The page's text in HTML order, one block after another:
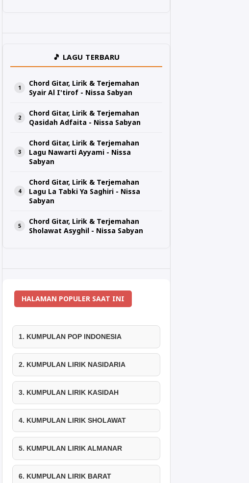
🎵 LAGU TERBARU
Chord Gitar, Lirik & Terjemahan
Syair Al I'tirof - Nissa Sabyan
Chord Gitar, Lirik & Terjemahan
Qasidah Adfaita - Nissa Sabyan
Chord Gitar, Lirik & Terjemahan
Lagu Nawarti Ayyami - Nissa
Sabyan
Chord Gitar, Lirik & Terjemahan
Lagu La Tabki Ya Saghiri - Nissa
Sabyan
Chord Gitar, Lirik & Terjemahan
Sholawat Asyghil - Nissa Sabyan
HALAMAN POPULER SAAT INI
1. KUMPULAN POP INDONESIA
2. KUMPULAN LIRIK NASIDARIA
3. KUMPULAN LIRIK KASIDAH
4. KUMPULAN LIRIK SHOLAWAT
5. KUMPULAN LIRIK ALMANAR
6. KUMPULAN LIRIK BARAT